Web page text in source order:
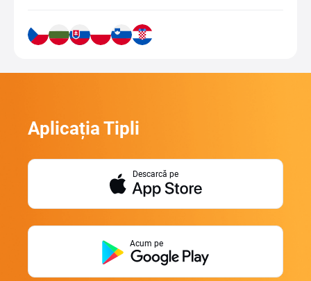
Aplicația Tipli
Descarcă pe
Acum pe